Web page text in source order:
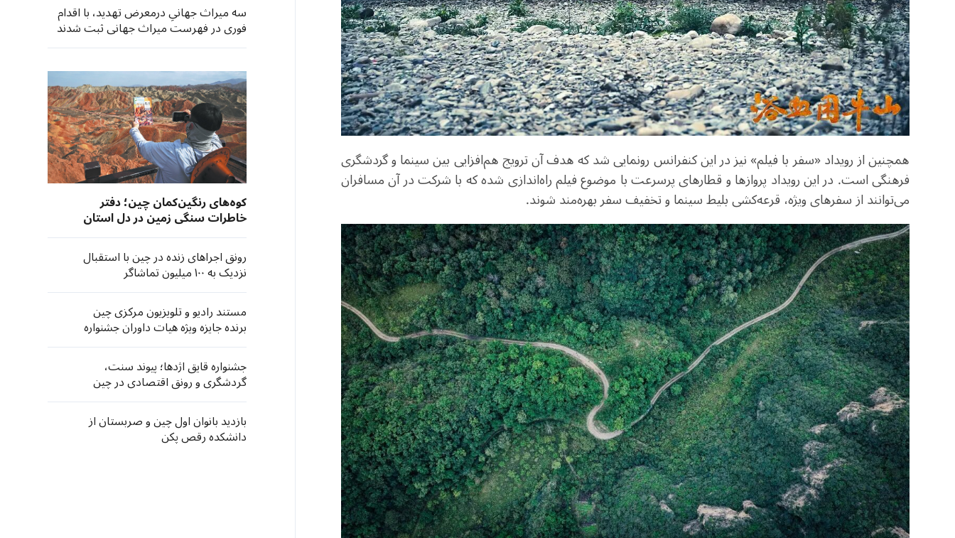
همچنین از رویداد «سفر با فیلم» نیز در این کنفرانس رونمایی شد که هدف آن ترویج هم‌افزایی بین سینما و گردشگری
فرهنگی است. در این رویداد پروازها و قطارهای پرسرعت با موضوع فیلم راه‌اندازی شده که با شرکت در آن مسافران
می‌توانند از سفرهای ویژه، قرعه‌کشی بلیط سینما و تخفیف سفر بهره‌مند شوند.
سه میراث جهانیِ درمعرض تهدید، با اقدام
فوری در فهرست میراث جهانی ثبت شدند
کوه‌های رنگین‌کمان چین؛ دفتر
خاطرات سنگی زمین در دل استان
گانسو
رونق اجراهای زنده در چین با استقبال
نزدیک به ۱۰۰ میلیون تماشاگر
مستند رادیو و تلویزیون مرکزی چین
برنده جایزه ویژه هیات داوران جشنواره
شانگهای شد
جشنواره قایق اژدها؛ پیوند سنت،
گردشگری و رونق اقتصادی در چین
بازدید بانوان اول چین و صربستان از
دانشکده رقص پکن